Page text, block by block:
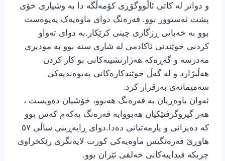
و دواتر له کاتی ئاڵووگۆڕی کۆمەڵگه دا به وشیاری خۆی
پشت ئەستوور بوو. فەرەنگ دوای ماوەیەک پەیوەست
بوو به خەباتی ڕزگاری چینی کرێکار.به دوای تەواو
کردنی خوێندنی ئاکادمی له شاری سنه بوو به مودیری
مەدرسە و گەڕەکە هەژارنشینەکانی بو کار کردن
هەڵبژارد و له گەڵ خوێندکارەکانی پەیوەندیەکی
سەمیمانەی بەرقرار کرد.
ئەوان باوەڕیان به فەرەنگ هەبوو، خۆشیان دەویست ،
هەر گیروگرفتێکیان هەبووایه فەرەنگ یەکەم کەس بوو
کە دەیزانی و یارمەتیانی دەدا.دوای ڕاپەڕینی ساڵی ٥٧
هاوڕێ فەرەنگیس ماوەیەکی کورت لایەنگری رێکخراوی
چریکه فیداییەکانی خەلقی ئێران بوو.